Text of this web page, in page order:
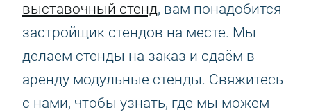
выставочный стенд, вам понадобится
застройщик стендов на месте. Мы
делаем стенды на заказ и сдаём в
аренду модульные стенды. Свяжитесь
с нами, чтобы узнать, где мы можем